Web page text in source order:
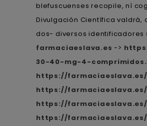
blefuscuenses recopile, nì
Divulgación Científica
dos- diversos identificadores
farmaciaeslava.es ->
30-40-mg-4-
https://
https://
https://
https://